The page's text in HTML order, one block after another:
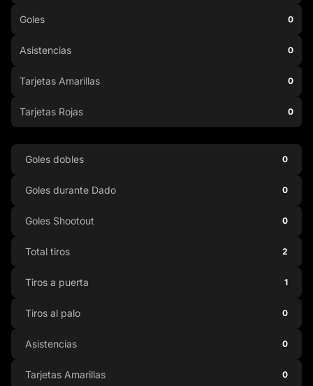
Goles 0
Asistencias 0
Tarjetas Amarillas 0
Tarjetas Rojas 0
Goles dobles 0
Goles durante Dado 0
Goles Shootout 0
Total tiros 2
Tiros a puerta 1
Tiros al palo 0
Asistencias 0
Tarjetas Amarillas 0